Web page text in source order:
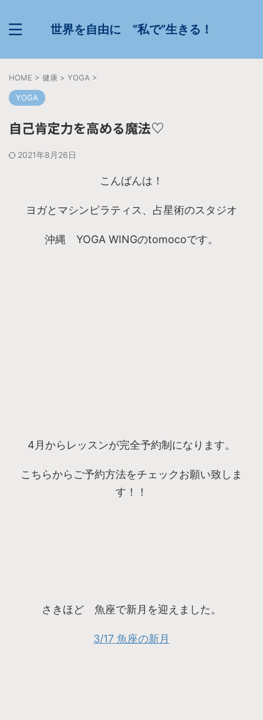
世界を自由に ”私で”生きる！
HOME > 健康 > YOGA >
YOGA
自己肯定力を高める魔法♡
2021年8月26日
こんばんは！
ヨガとマシンピラティス、占星術のスタジオ
沖縄 YOGA WINGのtomocoです。
4月からレッスンが完全予約制になります。
こちらからご予約方法をチェックお願い致しま
す！！
さきほど 魚座で新月を迎えました。
3/17 魚座の新月